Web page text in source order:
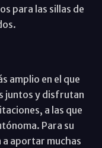
para las sillas de
amplio en el que
juntos y disfrutan
a las que
Para su
aportar muchas